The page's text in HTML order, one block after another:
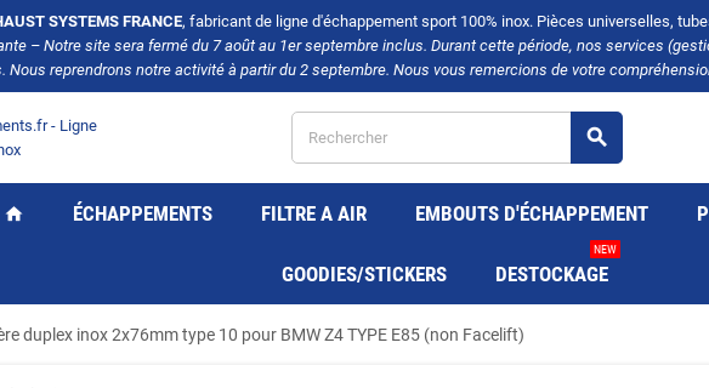
SYSTEMS FRANCE, fabricant de ligne d'échappement sport 100% inox. Pièces universelles,
– Notre site sera fermé du 7 août au 1er septembre inclus. Durant cette période, nos services
Nous reprendrons notre activité à partir du 2 septembre. Nous vous remercions de votre
search
home ÉCHAPPEMENTS FILTRE A AIR EMBOUTS D'ÉCHAPPEMENT
GOODIES/STICKERS DESTOCKAGE
NEW
duplex inox 2x76mm type 10 pour BMW Z4 TYPE E85 (non Facelift)